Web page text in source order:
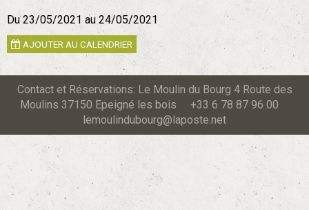
Du 23/05/2021 au 24/05/2021
AJOUTER AU CALENDRIER
Contact et Réservations: Le Moulin du Bourg 4 Route des
Moulins 37150 Epeigné les bois +33 6 78 87 96 00
lemoulindubourg@laposte.net